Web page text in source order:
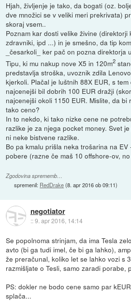
Hjah, življenje je tako, da bogati (oz.
dve množici se v veliki meri prekrivata)
skoraj vsem..
Poznam kar dosti velike živine
zdravniki, ipd ...) in je smešno, da tip
_česarkoli_ ker pač on pozna direktorja
Tipu, ki mu nakup nove X5 in 120m2
predstavlja stroška, uvoznik zdila
kjerkoli. Plačal je luštnih 88X EUR, s
najcenejši bil dobrih 100 EUR dražji
najcenejši okoli 1150 EUR. Mislite, da bi
tako ceno?
In to nekdo, ki tako nizke cene ne
razlike je za njega pocket money. Svet
ni neke bistvene razlike.
Bo pa kmalu prišla neka trošarina na
pobere (razne če maš 10 offshore-ov,
Zgodovina sprememb…
spremenil: RedDrake(8. apr 2016 ob 09:11)
negotiator
::9. apr 2016, 14:14
Se popolnoma strinjam, da ima Tesla
avto (bi ga tudi imel, če bi ga lahko),
že preračunal, koliko let se lahko vozi s
razmišljate o Tesli, samo zaradi porabe,
PS: dokler ne bodo cene samo par
splača...